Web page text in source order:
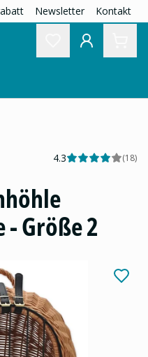
Newsletter Kontakt
4.3 (18)
- Größe 2